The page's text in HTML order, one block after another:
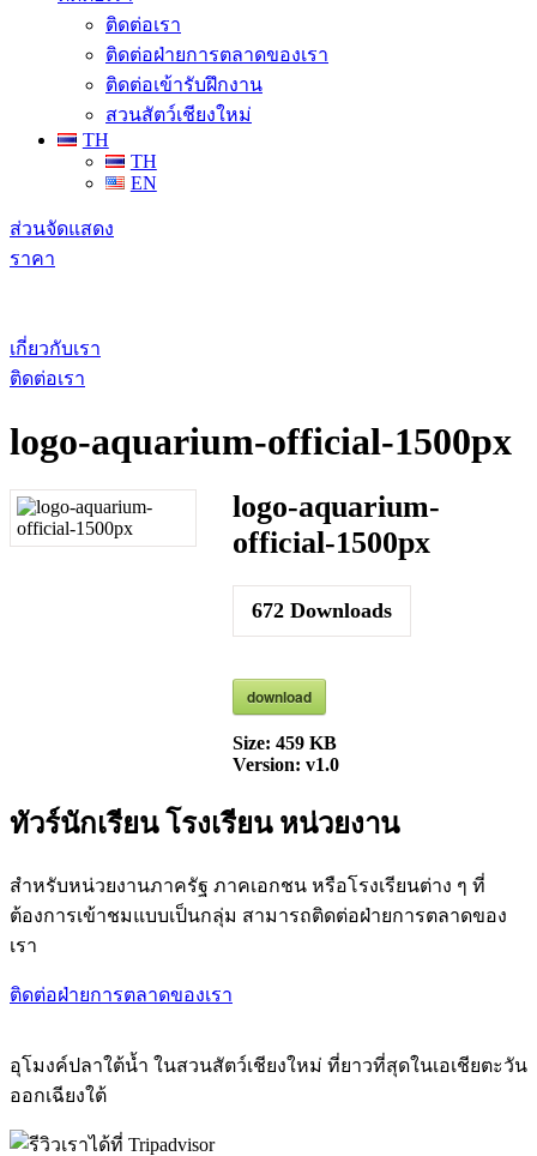
ติดต่อเรา
ติดต่อฝ่ายการตลาดของเรา
ติดต่อเข้ารับฝึกงาน
สวนสัตว์เชียงใหม่
TH
TH
EN
ส่วนจัดแสดง
ราคา
เกี่ยวกับเรา
ติดต่อเรา
logo-aquarium-official-1500px
logo-aquarium-
official-1500px
672Downloads
download
Size: 459 KB
Version: v1.0
ทัวร์นักเรียน โรงเรียน หน่วยงาน
สำหรับหน่วยงานภาครัฐ ภาคเอกชน หรือโรงเรียนต่าง ๆ ที่
ต้องการเข้าชมแบบเป็นกลุ่ม สามารถติดต่อฝ่ายการตลาดของ
เรา
ติดต่อฝ่ายการตลาดของเรา
อุโมงค์ปลาใต้น้ำ ในสวนสัตว์เชียงใหม่ ที่ยาวที่สุดในเอเชียตะวัน
ออกเฉียงใต้